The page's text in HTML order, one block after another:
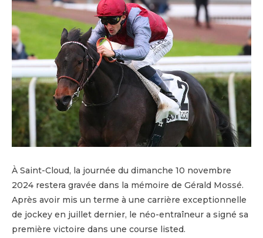
À Saint-Cloud, la journée du dimanche 10 novembre
2024 restera gravée dans la mémoire de Gérald Mossé.
Après avoir mis un terme à une carrière exceptionnelle
de jockey en juillet dernier, le néo-entraîneur a signé sa
première victoire dans une course listed.